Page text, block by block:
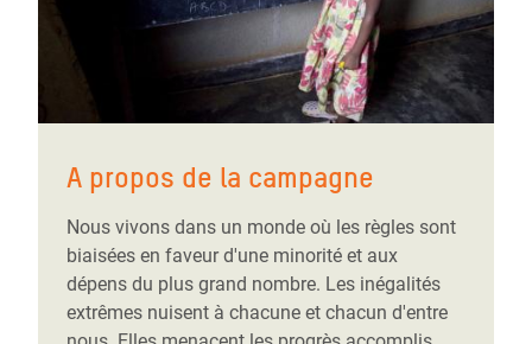
A propos de la campagne
Nous vivons dans un monde où les règles sont
biaisées en faveur d'une minorité et aux
dépens du plus grand nombre. Les inégalités
extrêmes nuisent à chacune et chacun d'entre